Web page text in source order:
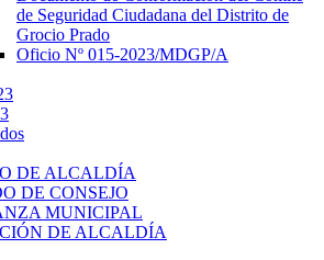
de Seguridad Ciudadana del Distrito de
Grocio Prado
Oficio Nº 015-2023/MDGP/A
DE ALCALDÍA
DE CONSEJO
MUNICIPAL
DE ALCALDÍA